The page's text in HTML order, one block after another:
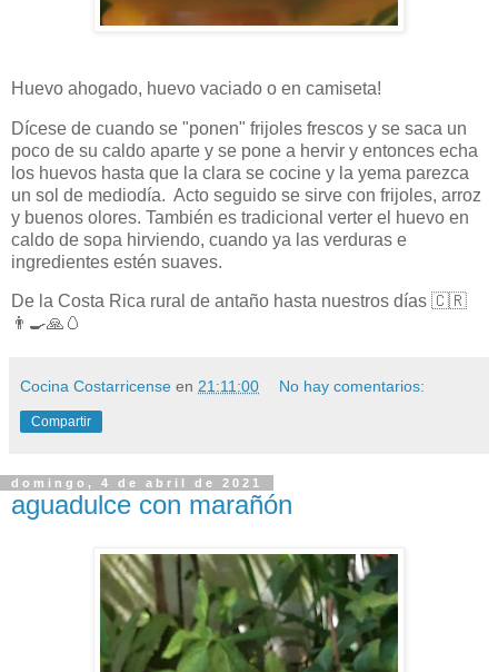
Huevo ahogado, huevo vaciado o en camiseta!
Dícese de cuando se "ponen" frijoles frescos y se saca un
poco de su caldo aparte y se pone a hervir y entonces echa
los huevos hasta que la clara se cocine y la yema parezca
un sol de mediodía. Acto seguido se sirve con frijoles, arroz
y buenos olores. También es tradicional verter el huevo en
caldo de sopa hirviendo, cuando ya las verduras e
ingredientes estén suaves.
De la Costa Rica rural de antaño hasta nuestros días 🇨🇷
👨 🍳🙏🥚
Cocina Costarricense en 21:11:00 No hay comentarios:
Compartir
domingo, 4 de abril de 2021
aguadulce con marañón